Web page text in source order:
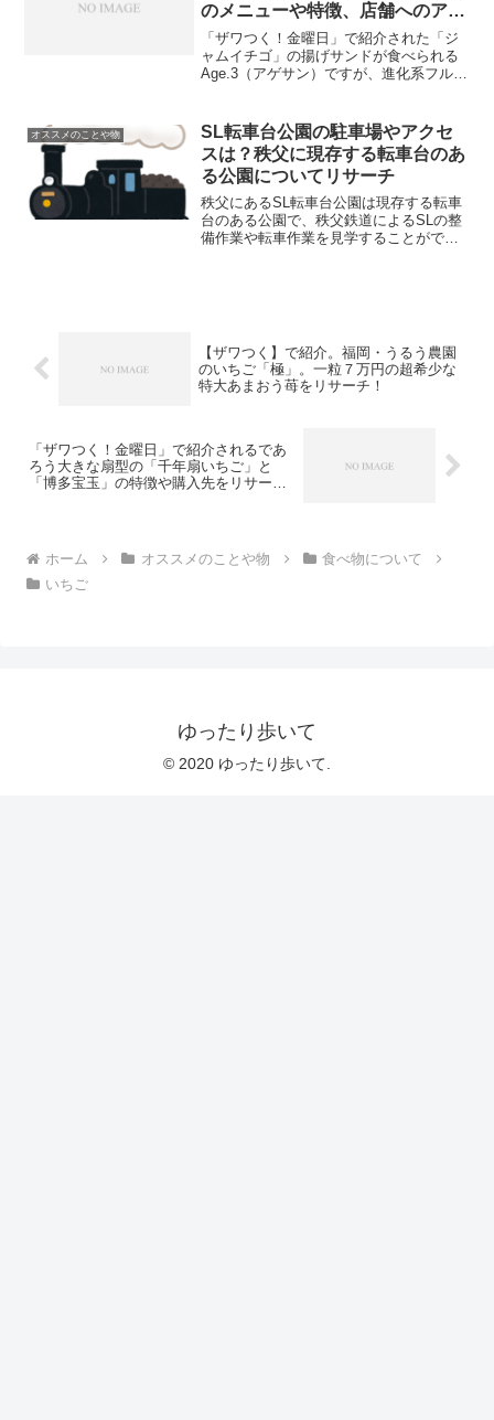
のメニューや特徴、店舗へのアク
セス、周辺観光情報紹介！
「ザワつく！金曜日」で紹介された「ジ
ャムイチゴ」の揚げサンドが食べられる
Age.3（アゲサン）ですが、進化系フルー
ームが特徴で、カロリーを気にする方で
も楽しむことができ...
オススメのことや物
SL転車台公園の駐車場やアクセ
スは？秩父に現存する転車台のあ
る公園についてリサーチ
秩父にあるSL転車台公園は現存する転車
台のある公園で、秩父鉄道によるSLの整
備作業や転車作業を見学することができ
【ザワつく】で紹介。福岡・うるう農園
のいちご「極」。一粒７万円の超希少な
特大あまおう苺をリサーチ！
「ザワつく！金曜日」で紹介されるであ
ろう大きな扇型の「千年扇いちご」と
「博多宝玉」の特徴や購入先をリサー
ホーム オススメのことや物
食べ物について
いちご
ゆったり歩いて
© 2020 ゆったり歩いて.